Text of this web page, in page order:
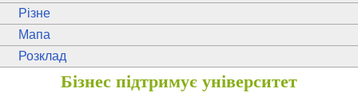
Різне
Мапа
Розклад
Бізнес підтримує університет